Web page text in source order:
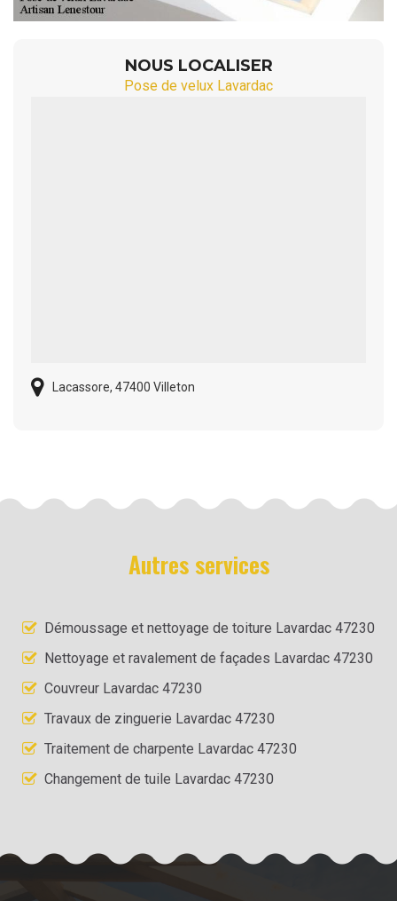
NOUS LOCALISER
Pose de velux Lavardac
Lacassore, 47400 Villeton
Autres services
Démoussage et nettoyage de toiture Lavardac 47230
Nettoyage et ravalement de façades Lavardac 47230
Couvreur Lavardac 47230
Travaux de zinguerie Lavardac 47230
Traitement de charpente Lavardac 47230
Changement de tuile Lavardac 47230